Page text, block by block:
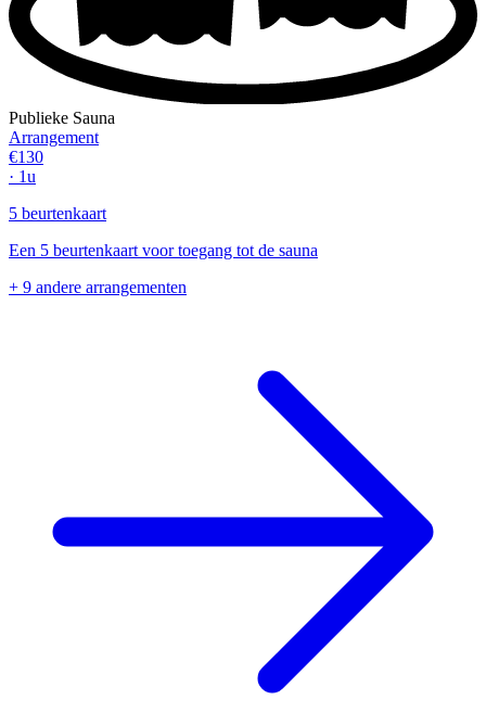
Publieke Sauna
Arrangement
€130
· 1u
5 beurtenkaart
Een 5 beurtenkaart voor toegang tot de sauna
+ 9 andere arrangementen